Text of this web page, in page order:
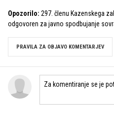
Opozorilo: 297. členu Kazenskega
odgovoren za javno spodbujanje
PRAVILA ZA OBJAVO KOMENTARJEV